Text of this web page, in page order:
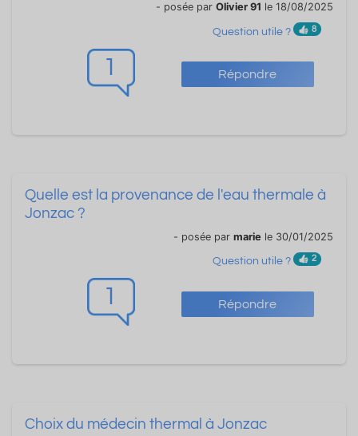
1 Répondre
- posée par Olivier 91 le 18/08/2025
Question utile ? 8
1 Répondre
Quelle est la provenance de l'eau thermale à
Jonzac ?
- posée par marie le 30/01/2025
Question utile ? 2
Choix du médecin thermal à Jonzac